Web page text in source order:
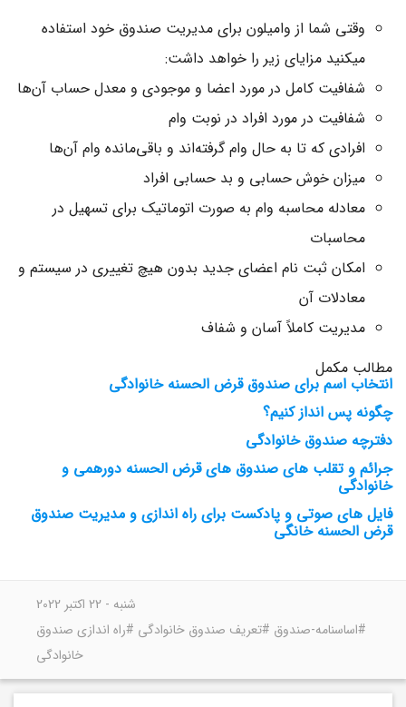
وقتی شما از وامیلون برای مدیریت صندوق خود استفاده
میکنید مزایای زیر را خواهد داشت:
شفافیت کامل در مورد اعضا و موجودی و معدل حساب آن‌ها
شفافیت در مورد افراد در نوبت وام
افرادی که تا به حال وام گرفته‌اند و باقی‌مانده وام آن‌ها
میزان خوش حسابی و بد حسابی افراد
معادله محاسبه وام به صورت اتوماتیک برای تسهیل در
محاسبات
امکان ثبت نام اعضای جدید بدون هیچ تغییری در سیستم و
معادلات آن
مدیریت کاملاً آسان و شفاف
مطالب مکمل
انتخاب اسم برای صندوق قرض الحسنه خانوادگی
چگونه پس انداز کنیم؟
دفترچه صندوق خانوادگی
جرائم و تقلب های صندوق های قرض الحسنه دورهمی و
خانوادگی
فایل های صوتی و پادکست برای راه اندازی و مدیریت صندوق
قرض الحسنه خانگی
شنبه - 22 اکتبر 2022
#اساسنامه-صندوق #تعریف صندوق خانوادگی #راه اندازی صندوق
خانوادگی